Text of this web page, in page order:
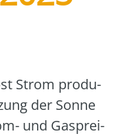
Strom pro­du­
der Son­ne
und Gas­prei­